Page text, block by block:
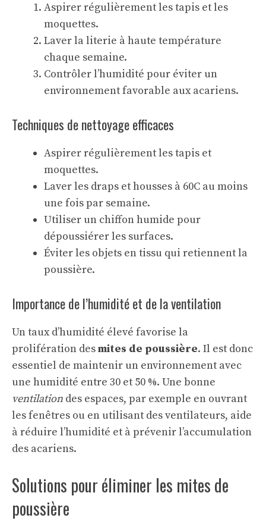
Aspirer régulièrement les tapis et les
moquettes.
Laver la literie à haute température
chaque semaine.
Contrôler l’humidité pour éviter un
environnement favorable aux acariens.
Techniques de nettoyage efficaces
Aspirer régulièrement les tapis et
moquettes.
Laver les draps et housses à 60C au moins
une fois par semaine.
Utiliser un chiffon humide pour
dépoussiérer les surfaces.
Éviter les objets en tissu qui retiennent la
poussière.
Importance de l’humidité et de la ventilation
Un taux d’humidité élevé favorise la
prolifération desmites de poussière. Il est donc
essentiel de maintenir un environnement avec
une humidité entre 30 et 50 %. Une bonne
ventilation des espaces, par exemple en ouvrant
les fenêtres ou en utilisant des ventilateurs, aide
à réduire l’humidité et à prévenir l’accumulation
des acariens.
Solutions pour éliminer les mites de
poussière